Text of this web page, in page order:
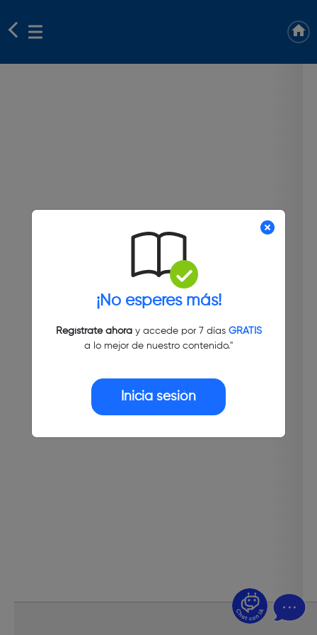
¡No esperes más!
Regístrate ahoray accede por 7 días GRATIS
a lo mejor de nuestro contenido."
Inicia sesión